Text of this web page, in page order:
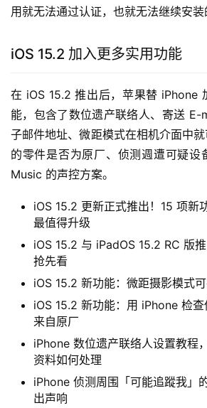
用就无法通过认证，也就无法继续安装
iOS 15.2 加入更多实用功能
在 iOS 15.2 推出后，苹果替 iPhone
能，包含了数位遗产联络人、寄送 E-
子邮件地址、微距模式在相机介面中
的零件是否为原厂、侦测週遭可疑
Music 的声控方案。
iOS 15.2 更新正式推出！15 项新
最值得升级
iOS 15.2 与 iPadOS 15.2 RC 版
抢先看
iOS 15.2 新功能：微距摄影模式
iOS 15.2 新功能：用 iPhone 检
来自原厂
iPhone 数位遗产联络人设置教程
资料如何处理
iPhone 侦测周围「可能追蹤我」
出声响